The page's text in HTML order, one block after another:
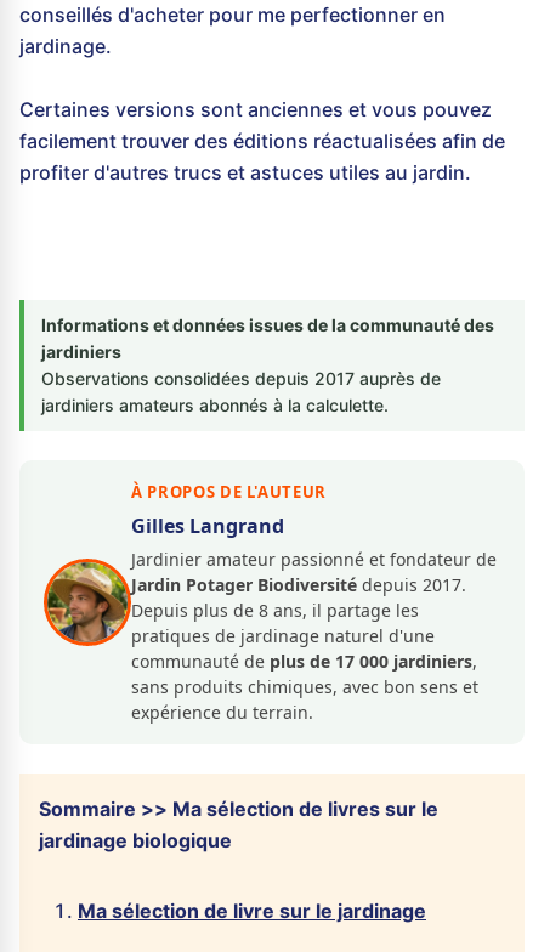
conseillés d'acheter pour me perfectionner en
jardinage.
Certaines versions sont anciennes et vous pouvez
facilement trouver des éditions réactualisées afin de
profiter d'autres trucs et astuces utiles au jardin.
Informations et données issues de la communauté des
jardiniers
Observations consolidées depuis 2017 auprès de
jardiniers amateurs abonnés à la calculette.
À PROPOS DE L'AUTEUR
Gilles Langrand
Jardinier amateur passionné et fondateur de
Jardin Potager Biodiversité depuis 2017.
Depuis plus de 8 ans, il partage les
pratiques de jardinage naturel d'une
communauté de plus de 17 000 jardiniers,
sans produits chimiques, avec bon sens et
expérience du terrain.
Sommaire >> Ma sélection de livres sur le
jardinage biologique
Ma sélection de livre sur le jardinage